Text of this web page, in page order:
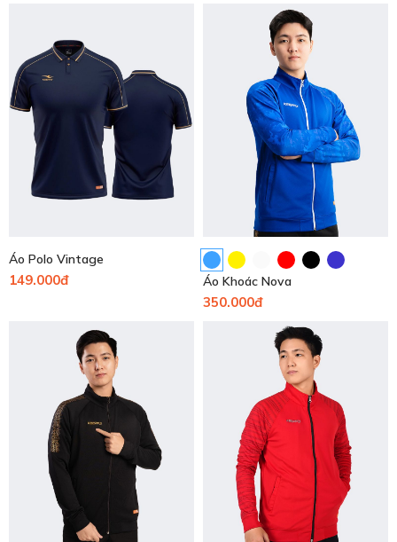
Áo Polo Vintage
149.000đ Áo Khoác Nova
350.000đ